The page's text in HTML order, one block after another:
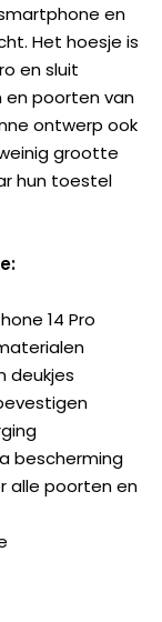
en
Het hoesje is
en sluit
en poorten van
ontwerp ook
grootte
hun toestel
14 Pro
deukjes
bescherming
alle poorten en